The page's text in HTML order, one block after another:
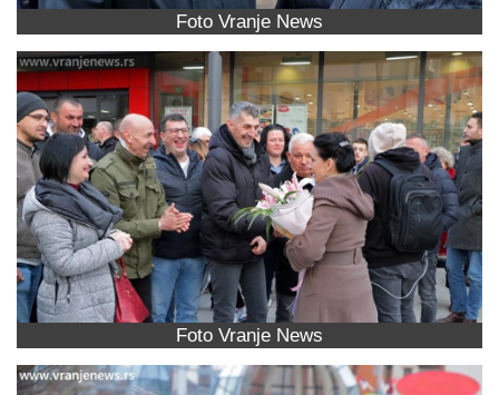
Foto Vranje News
Foto Vranje News